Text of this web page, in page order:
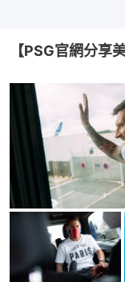
【PSG官網分享